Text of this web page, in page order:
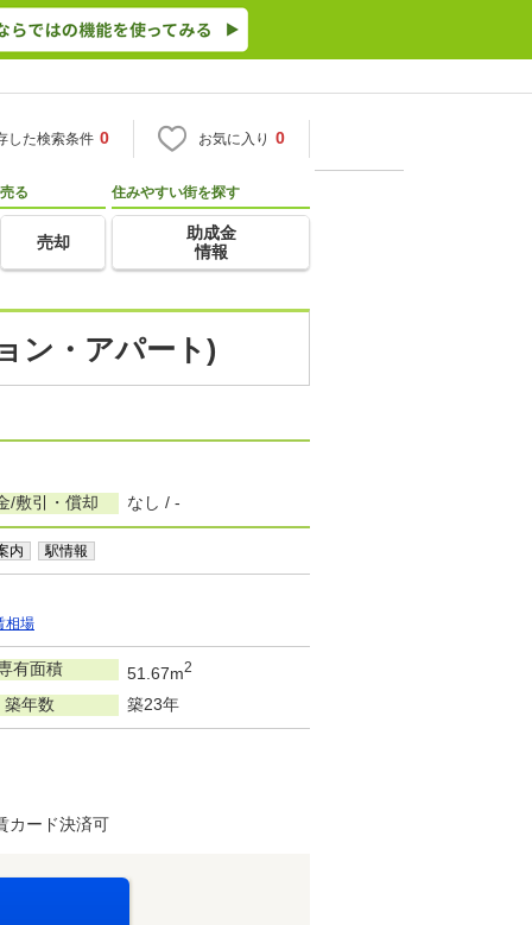
した検索条件 0 お気に入り 0
売る
売却
住みやすい街を探す
助成金
情報
ン・アパート)
/敷引・償却 なし / -
内 駅情報
相場
有面積 51.67m2
築年数 築23年
カード決済可